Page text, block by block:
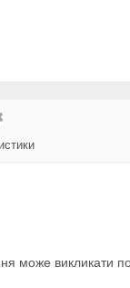
може викликати